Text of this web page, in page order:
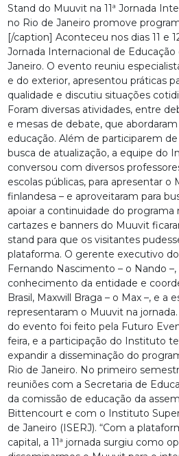
Stand do Muuvit na 11ª Jornada
no Rio de Janeiro promove
[/caption] Aconteceu nos dias 11 e
Jornada Internacional de
Janeiro. O evento reuniu
e do exterior, apresentou práticas
qualidade e discutiu situações
Foram diversas atividades, entre
e mesas de debate, que abordaram
educação. Além de participarem
busca de atualização, a equipe do
conversou com diversos
escolas públicas, para apresentar o
finlandesa – e aproveitaram para
apoiar a continuidade do programa
cartazes e banners do Muuvit
stand para que os visitantes
plataforma. O gerente executivo
Fernando Nascimento – o Nando
conhecimento da entidade e
Brasil, Maxwill Braga – o Max –, e a
representaram o Muuvit na
do evento foi feito pela Futuro
feira, e a participação do Instituto
expandir a disseminação do
Rio de Janeiro. No primeiro
reuniões com a Secretaria de
da comissão de educação da
Bittencourt e com o Instituto
de Janeiro (ISERJ). “Com a
capital, a 11ª jornada surgiu como